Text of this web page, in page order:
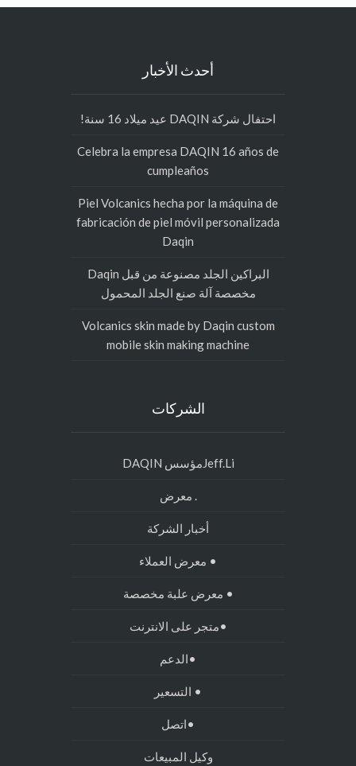
أحدث الأخبار
احتفال شركة DAQIN عيد ميلاد 16 سنة!
Celebra la empresa DAQIN 16 años de
cumpleaños
Piel Volcanics hecha por la máquina de
fabricación de piel móvil personalizada
البراكين الجلد مصنوعة من قبل Daqin
مخصصة آلة صنع الجلد المحمول
Volcanics skin made by Daqin custom
mobile skin making machine
الشركات
أخبار الشركة
• معرض العملاء
• معرض علبة مخصصة
•متجر على الانترنت
وكيل المبيعات